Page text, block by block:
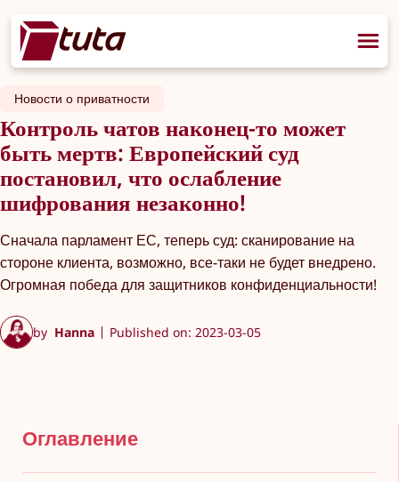
Новости о приватности
Контроль чатов наконец-то может
быть мертв: Европейский суд
постановил, что ослабление
шифрования незаконно!
Сначала парламент ЕС, теперь суд: сканирование на
стороне клиента, возможно, все-таки не будет внедрено.
Огромная победа для защитников конфиденциальности!
by Hanna Published on: 2023-03-05
Оглавление